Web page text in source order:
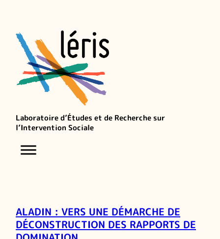
Laboratoire d’Études et de Recherche sur
l’Intervention Sociale
ALADIN : VERS UNE DÉMARCHE DE
DÉCONSTRUCTION DES RAPPORTS DE